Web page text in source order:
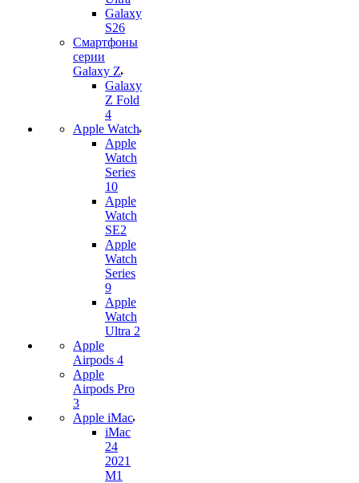
Galaxy
S26
Смартфоны
серии
Galaxy Z
Galaxy
Z Fold
4
Apple Watch
Apple
Watch
Series
10
Apple
Watch
SE2
Apple
Watch
Series
9
Apple
Watch
Ultra 2
Apple
Airpods 4
Apple
Airpods Pro
3
Apple iMac
iMac
24
2021
M1